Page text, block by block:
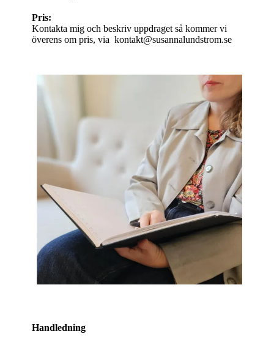
Pris:
Kontakta mig och beskriv uppdraget så kommer vi
överens om pris, via kontakt@susannalundstrom.se
Handledning